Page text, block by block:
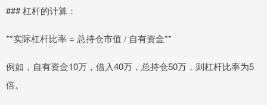
### 杠杆的计算：
**实际杠杆比率 = 总持仓市值 / 自有资金**
例如，自有资金10万，借入40万，总持仓50万，则杠杆比率为5
倍。